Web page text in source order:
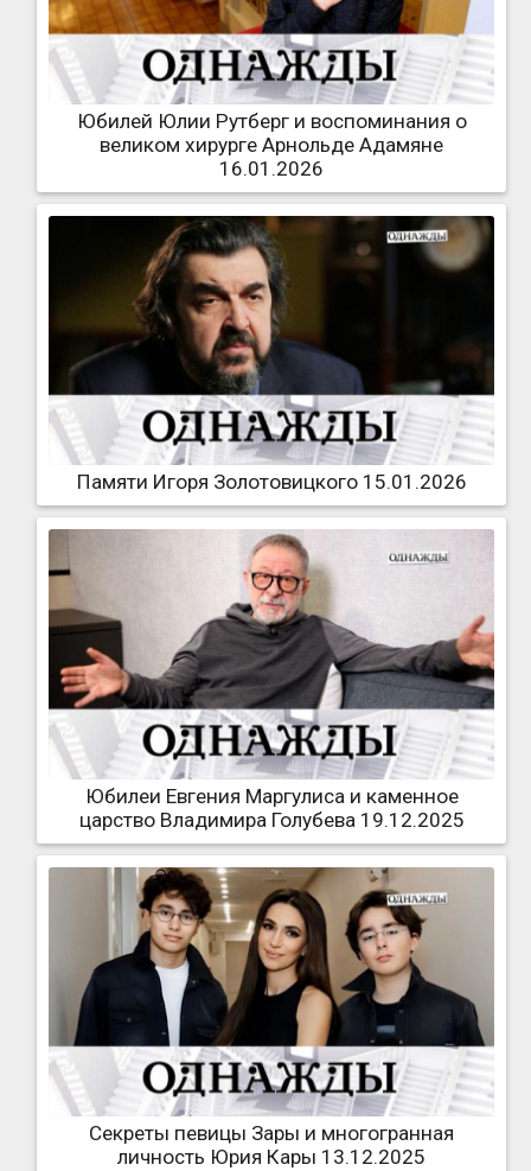
Юбилей Юлии Рутберг и воспоминания о
великом хирурге Арнольде Адамяне
16.01.2026
Памяти Игоря Золотовицкого 15.01.2026
Юбилеи Евгения Маргулиса и каменное
царство Владимира Голубева 19.12.2025
Секреты певицы Зары и многогранная
личность Юрия Кары 13.12.2025